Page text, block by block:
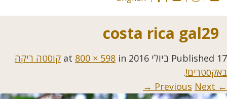
costa rica gal29
Published 17 ביולי 2016 800 × 598 in
קוסטה ריקה
באקסטרים!.
← Previous
Next →